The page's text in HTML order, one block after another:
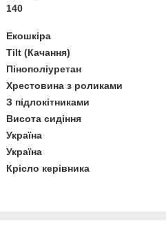
140
Екошкіра
Tilt (Качання)
Пінополіуретан
Хрестовина з роликами
З підлокітниками
Висота сидіння
Україна
Україна
Крісло керівника